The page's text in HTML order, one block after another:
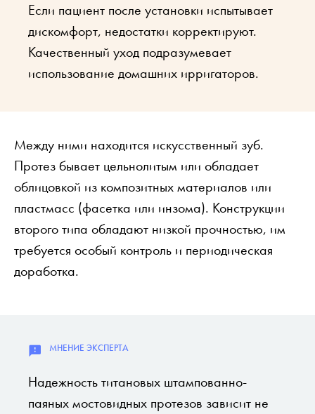
Если пациент после установки испытывает
дискомфорт, недостатки корректируют.
Качественный уход подразумевает
использование домашних ирригаторов.
Между ними находится искусственный зуб.
Протез бывает цельнолитым или обладает
облицовкой из композитных материалов или
пластмасс (фасетка или инзома). Конструкции
второго типа обладают низкой прочностью, им
требуется особый контроль и периодическая
доработка.
Надежность титановых штампованно-
паяных мостовидных протезов зависит не